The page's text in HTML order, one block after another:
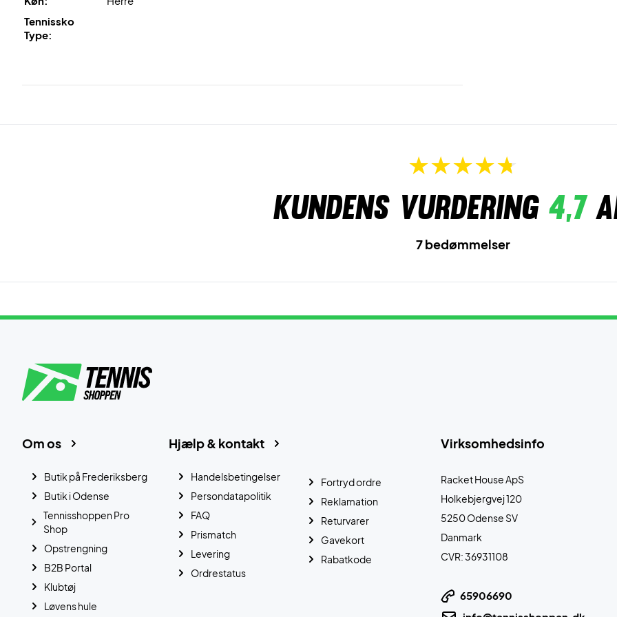
Tennissko
Type:
Kundens vurdering 4,7
7 bedømmelser
Virksomhedsinfo
Racket House ApS
Holkebjergvej 120
5250 Odense SV
Danmark
CVR: 36931108
65906690
Hjælp & kontakt
Handelsbetingelser
Persondatapolitik
FAQ
Prismatch
Levering
Ordrestatus
Fortryd ordre
Reklamation
Returvarer
Gavekort
Rabatkode
Om os
Butik på Frederiksberg
Butik i Odense
Tennisshoppen Pro
Shop
Opstrengning
B2B Portal
Klubtøj
Løvens hule